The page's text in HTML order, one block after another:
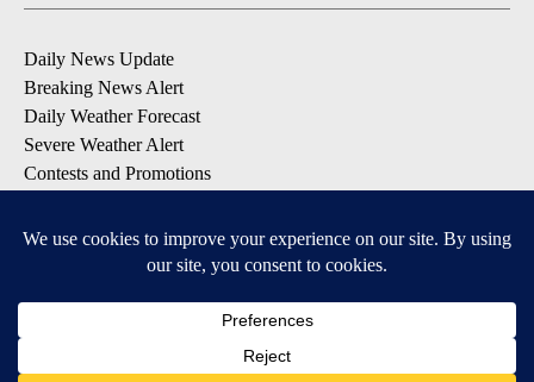
Daily News Update
Breaking News Alert
Daily Weather Forecast
Severe Weather Alert
Contests and Promotions